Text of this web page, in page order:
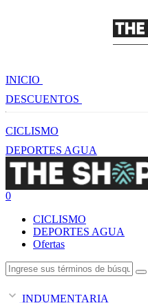
INICIO
DESCUENTOS
CICLISMO
DEPORTES AGUA
0
CICLISMO
DEPORTES AGUA
Ofertas
INDUMENTARIA